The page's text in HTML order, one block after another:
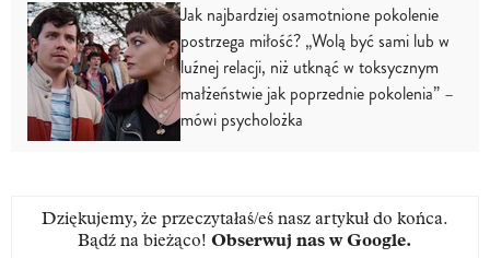
Jak najbardziej osamotnione pokolenie
postrzega miłość? „Wolą być sami lub w
luźnej relacji, niż utknąć w toksycznym
małżeństwie jak poprzednie pokolenia” –
mówi psycholożka
Dziękujemy, że przeczytałaś/eś nasz artykuł do końca.
Bądź na bieżąco! Obserwuj nas w Google.